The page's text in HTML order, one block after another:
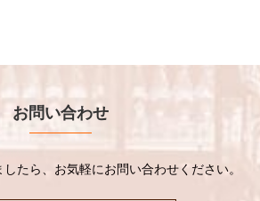
お問い合わせ
たら、お気軽にお問い合わせください。